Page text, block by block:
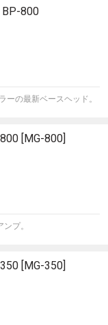
BP-800
ーの最新ベースヘッド。
[MG-800]
プ。
[MG-350]